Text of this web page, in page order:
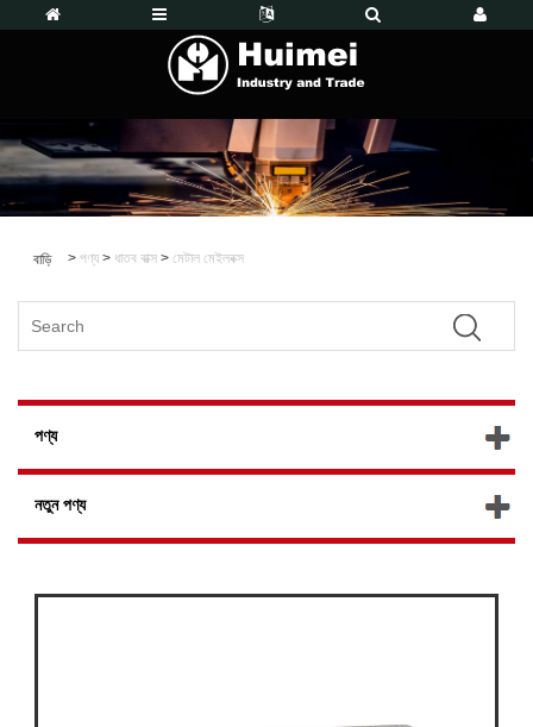
বাড়ি > পণ্য > ধাতব বাক্স > মেটাল মেইলবক্স
পণ্য
নতুন পণ্য